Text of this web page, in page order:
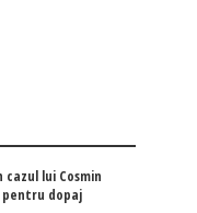
lui Cosmin
dopaj